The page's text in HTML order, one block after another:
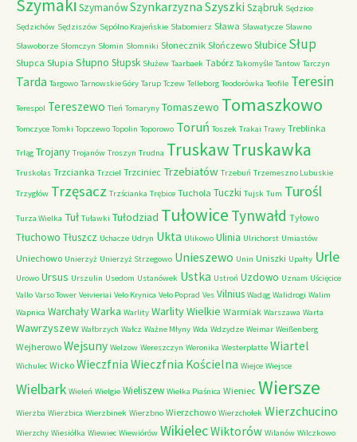
Szymaki SzymanówSzynkarzyzna Szyszki Sząbruk Sędzice
Sędzichów Sędziszów Sępólno Krajeńskie Słabomierz Sława Sławatycze Sławno
Sławoborze Słomczyn Słomin Słomniki Słonecznik Słończewo Słubice Słup
Słupca Słupia Słupno Słupsk Służew Taarbaek Tabórz Takomyśle Tantow Tarczyn
Tarda Targowo Tarnowskie Góry Tarup Tczew Telleborg Teodorówka Teofile Teresin
Terespol Tereszewo Tleń Tomaryny Tomaszewo Tomaszkowo
Tomczyce Tomki Topczewo Topolin Toporowo Toruń Toszek Trakai Trawy Treblinka
Trląg Trojany Trojanów Troszyn Trudna TruskawTruskawka
Truskolas Trzcianka Trzciel Trzciniec Trzebiatów Trzebuń Trzemeszno Lubuskie
Trzygłów Trzęsacz Trzścianka Trębice Tuchola Tuczki Tujsk Tum Turośl
Turza Wielka Tuł Tuławki Tułodziad Tułowice Tynwałd Tyłowo
Tłuchowo Tłuszcz Uchacze Udryn Ukta Ulikowo Ulinia Ulrichorst Umiastów
Uniechowo Unierzyż Unierzyż Strzegowo Unieszewo Unin Uniszki Upałty Urle
Urowo Ursus Urszulin Usedom Ustanówek Ustka Ustroń Uzdowo Uznam Uścięcice
Vallo Varso Tower Veivieriai Velo Krynica Velo Poprad Ves Vilnius Wadąg Walidrogi Walim
Wapnica WarchałyWarka Warlity Warlity Wielkie Warmiak Warszawa Warta
Wawrzyszew Wałbrzych Wałcz Ważne Młyny Wda Wdzydze Weimar Weißenberg
Wejherowo Wejsuny Welzow Wereszczyn Weronika Westerplatte Wiartel
Wichulec Wicko Wieczfnia Wieczfnia Kościelna Wiejce Wiejsce
Wielbark Wieleń Wielgie Wieliszew Wielka Piaśnica Wieniec Wiersze
Wierzba Wierzbica Wierzbinek Wierzbno Wierzchowo Wierzchołek Wierzchucino
Wierzchy Wiesiółka Wiewiec Wiewiórów WikielecWiktorów Wilanów Wilczkowo